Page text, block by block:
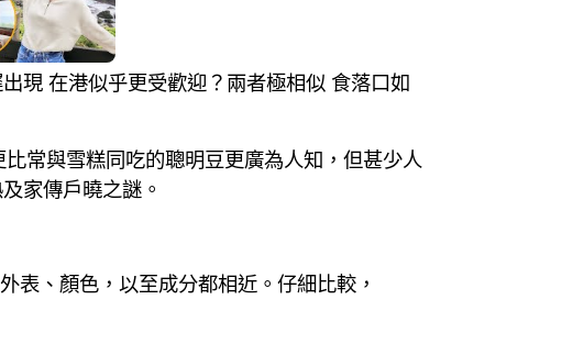
現 在港似乎更受歡迎？兩者極相似 食落口如
常與雪糕同吃的聰明豆更廣為人知，但甚少人
家傳戶曉之謎。
表、顏色，以至成分都相近。仔細比較，